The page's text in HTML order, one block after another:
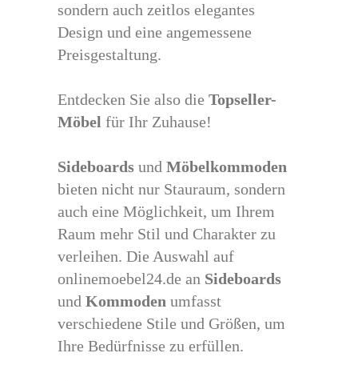
sondern auch zeitlos elegantes
Design und eine angemessene
Preisgestaltung.
Entdecken Sie also die Topseller-
Möbel für Ihr Zuhause!
Sideboards und Möbelkommoden
bieten nicht nur Stauraum, sondern
auch eine Möglichkeit, um Ihrem
Raum mehr Stil und Charakter zu
verleihen. Die Auswahl auf
onlinemoebel24.de an Sideboards
und Kommoden umfasst
verschiedene Stile und Größen, um
Ihre Bedürfnisse zu erfüllen.